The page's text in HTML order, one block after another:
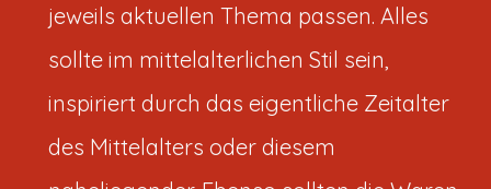
jeweils aktuellen Thema passen. Alles
sollte im mittelalterlichen Stil sein,
inspiriert durch das eigentliche Zeitalter
des Mittelalters oder diesem